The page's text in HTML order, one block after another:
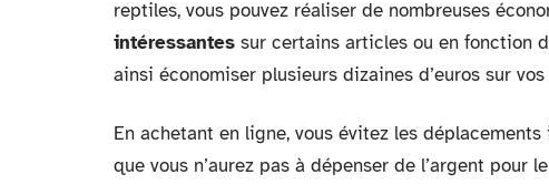
reptiles, vous pouvez réaliser de nombreuses
intéressantes sur certains articles ou en fonction
ainsi économiser plusieurs dizaines d’euros sur
En achetant en ligne, vous évitez les
que vous n’aurez pas à dépenser de l’argent